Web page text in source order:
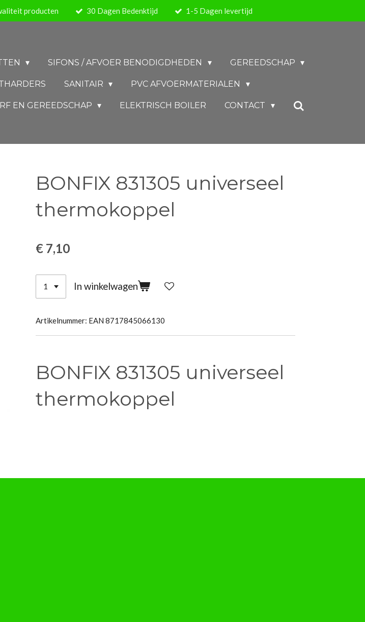
producten 30 Dagen Bedenktijd 1-5 Dagen levertijd
SIFONS / AFVOER BENODIGDHEDEN GEREEDSCHAP
SANITAIR PVC AFVOERMATERIALEN
EN GEREEDSCHAP ELEKTRISCH BOILER CONTACT
BONFIX 831305 universeel
thermokoppel
€ 7,10
In winkelwagen
Artikelnummer: EAN 8717845066130
BONFIX 831305 universeel
thermokoppel